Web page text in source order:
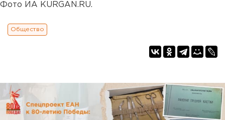
Фото ИА KURGAN.RU.
Общество